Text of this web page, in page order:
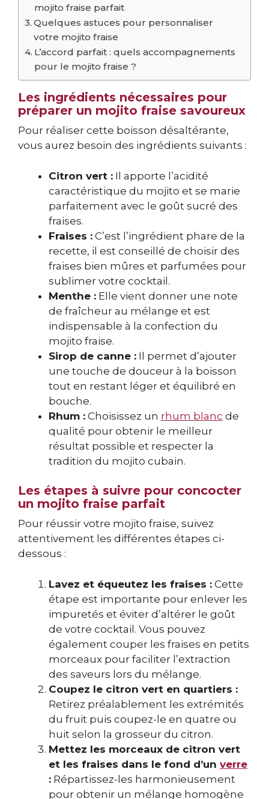
mojito fraise parfait
Quelques astuces pour personnaliser
votre mojito fraise
L’accord parfait : quels accompagnements
pour le mojito fraise ?
Les ingrédients nécessaires pour
préparer un mojito fraise savoureux
Pour réaliser cette boisson désaltérante,
vous aurez besoin des ingrédients suivants :
Citron vert : Il apporte l’acidité
caractéristique du mojito et se marie
parfaitement avec le goût sucré des
fraises.
Fraises : C’est l’ingrédient phare de la
recette, il est conseillé de choisir des
fraises bien mûres et parfumées pour
sublimer votre cocktail.
Menthe : Elle vient donner une note
de fraîcheur au mélange et est
indispensable à la confection du
mojito fraise.
Sirop de canne : Il permet d’ajouter
une touche de douceur à la boisson
tout en restant léger et équilibré en
bouche.
Rhum : Choisissez un rhum blanc de
qualité pour obtenir le meilleur
résultat possible et respecter la
tradition du mojito cubain.
Les étapes à suivre pour concocter
un mojito fraise parfait
Pour réussir votre mojito fraise, suivez
attentivement les différentes étapes ci-
dessous :
Lavez et équeutez les fraises : Cette
étape est importante pour enlever les
impuretés et éviter d’altérer le goût
de votre cocktail. Vous pouvez
également couper les fraises en petits
morceaux pour faciliter l’extraction
des saveurs lors du mélange.
Coupez le citron vert en quartiers :
Retirez préalablement les extrémités
du fruit puis coupez-le en quatre ou
huit selon la grosseur du citron.
Mettez les morceaux de citron vert
et les fraises dans le fond d’un verre
: Répartissez-les harmonieusement
pour obtenir un mélange homogène